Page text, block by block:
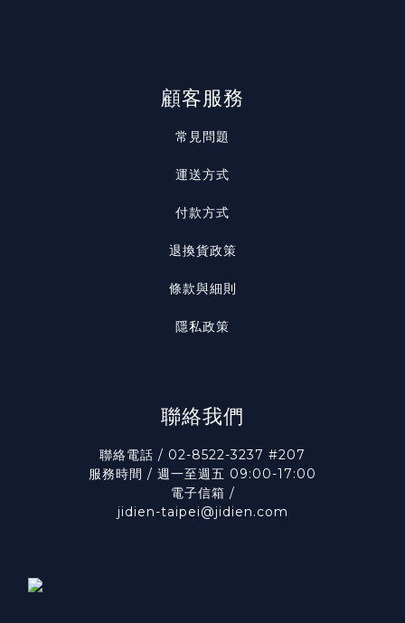
顧客服務
常見問題
運送方式
付款方式
退換貨政策
條款與細則
隱私政策
聯絡我們
聯絡電話 / 02-8522-3237 #207
服務時間 / 週一至週五 09:00-17:00
電子信箱 /
jidien-taipei@jidien.com